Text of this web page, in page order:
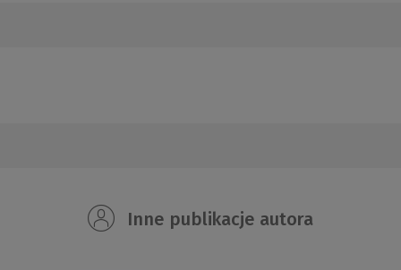
Inne publikacje autora